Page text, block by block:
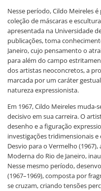
Nesse período, Cildo Meireles
coleção de máscaras e
apresentada na Universidade
publicações, toma
Janeiro, cujo pensamento o
para além do campo
dos artistas neoconcretos, a
marcada por um caráter
natureza expressionista.
Em 1967, Cildo Meireles muda-
decisivo em sua carreira. O
desenho e a figuração
investigações tridimensionais e
Desvio para o Vermelho
Moderna do Rio de Janeiro,
Nesse mesmo período,
(1967–1969), composta por
se cruzam, criando tensões